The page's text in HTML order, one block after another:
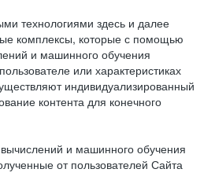
технологиями здесь и далее
комплексы, которые с помощью
и машинного обучения
или характеристиках
индивидуализированный
контента для конечного
и машинного обучения
от пользователей Сайта